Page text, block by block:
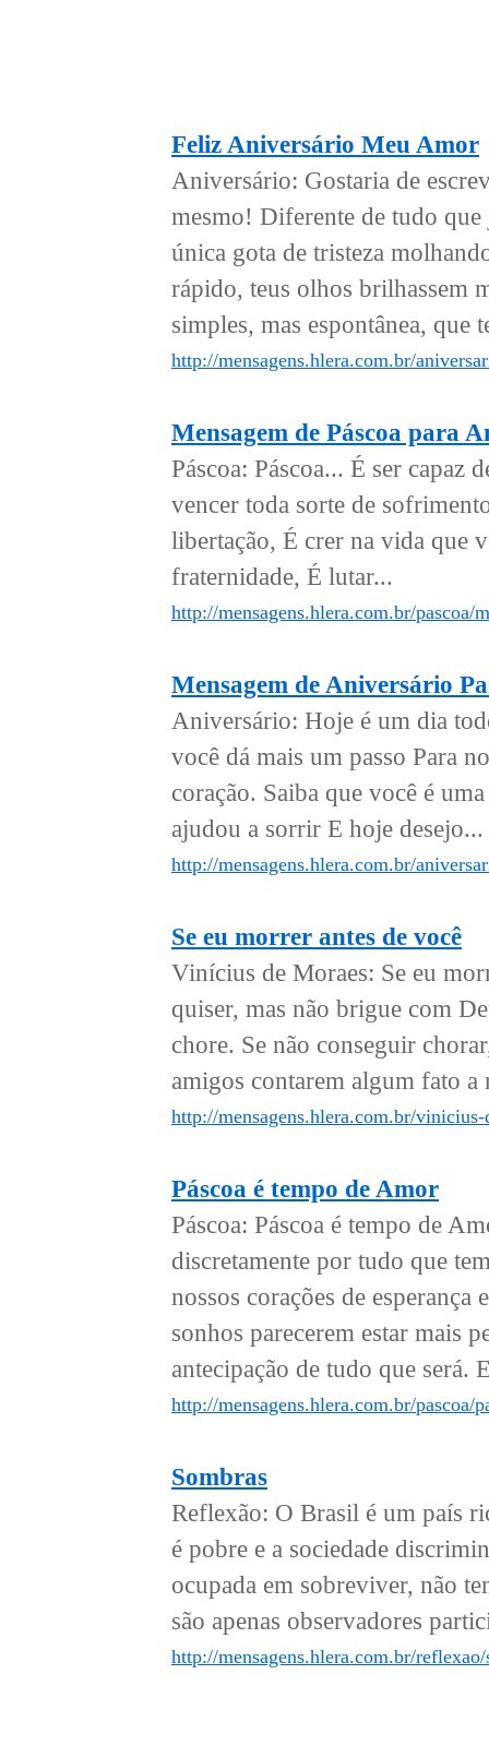
Feliz Aniversário Meu Amor
Aniversário: Gostaria de
mesmo! Diferente de tudo que
única gota de tristeza
rápido, teus olhos brilhassem
simples, mas espontânea, que
http://mensagens.hlera.com.br/
Mensagem de Páscoa para
Páscoa: Páscoa... É ser capaz
vencer toda sorte de
libertação, É crer na vida que
fraternidade, É lutar...
http://mensagens.hlera.com.br/pascoa/
Mensagem de Aniversário
Aniversário: Hoje é um dia
você dá mais um passo Para
coração. Saiba que você é
ajudou a sorrir E hoje desejo...
http://mensagens.hlera.com.br/
Se eu morrer antes de você
Vinícius de Moraes: Se eu
quiser, mas não brigue com
chore. Se não conseguir
amigos contarem algum fato a
http://mensagens.hlera.com.br/
Páscoa é tempo de Amor
Páscoa: Páscoa é tempo de
discretamente por tudo que
nossos corações de
sonhos parecerem estar mais
antecipação de tudo que será.
http://mensagens.hlera.com.br/pascoa/
Sombras
Reflexão: O Brasil é um país
é pobre e a sociedade
ocupada em sobreviver, não
são apenas observadores
http://mensagens.hlera.com.br/reflexao/